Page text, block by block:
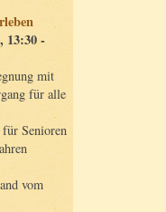
13:30 -
mit
für alle
Senioren
vom